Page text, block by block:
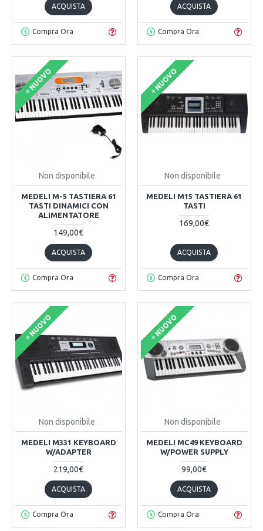
ACQUISTA
Compra Ora
ACQUISTA
Compra Ora
NUOVO
Non disponibile
MEDELI M-5 TASTIERA 61
TASTI DINAMICI CON
ALIMENTATORE
149,00€
ACQUISTA
Compra Ora
NUOVO
Non disponibile
MEDELI M15 TASTIERA 61
TASTI
169,00€
ACQUISTA
Compra Ora
NUOVO
Non disponibile
MEDELI M331 KEYBOARD
W/ADAPTER
219,00€
ACQUISTA
Compra Ora
NUOVO
Non disponibile
MEDELI MC49 KEYBOARD
W/POWER SUPPLY
99,00€
ACQUISTA
Compra Ora